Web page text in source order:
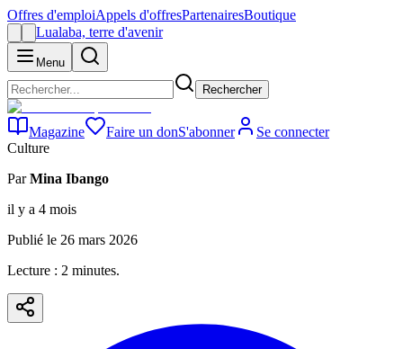
Offres d'emploiAppels d'offresPartenairesBoutique
Lualaba, terre d'avenir
Menu
Rechercher
Magazine Faire un donS'abonner
Se connecter
Culture
Par Mina Ibango
il y a 4 mois
Publié le 26 mars 2026
Lecture : 2 minutes.